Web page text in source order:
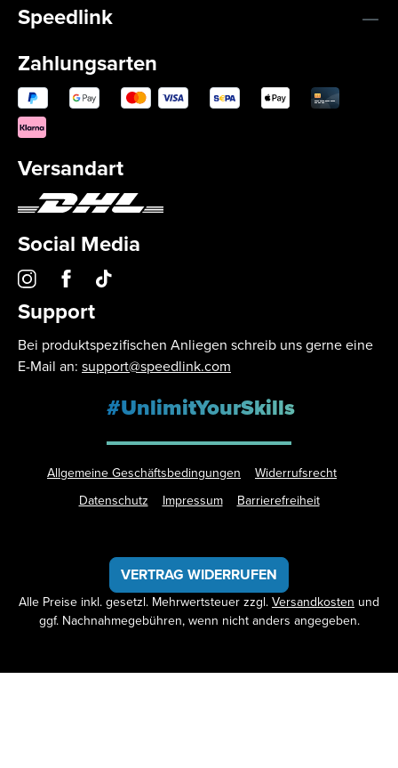
Speedlink
Zahlungsarten
Versandart
Social Media
Support
Bei produktspezifischen Anliegen schreib uns gerne eine
E-Mail an: support@speedlink.com
#UnlimitYourSkills
Allgemeine Geschäftsbedingungen
Widerrufsrecht
Datenschutz
Impressum Barrierefreiheit
VERTRAG WIDERRUFEN
Alle Preise inkl. gesetzl. Mehrwertsteuer zzgl.Versandkosten und
ggf. Nachnahmegebühren, wenn nicht anders angegeben.